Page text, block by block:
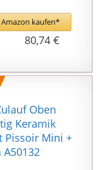
Abgang
und mit
oben
das
Keramik
nicht
sondern
Amazon kaufen*
80,74 €
Oben
Keramik
Pissoir Mini +